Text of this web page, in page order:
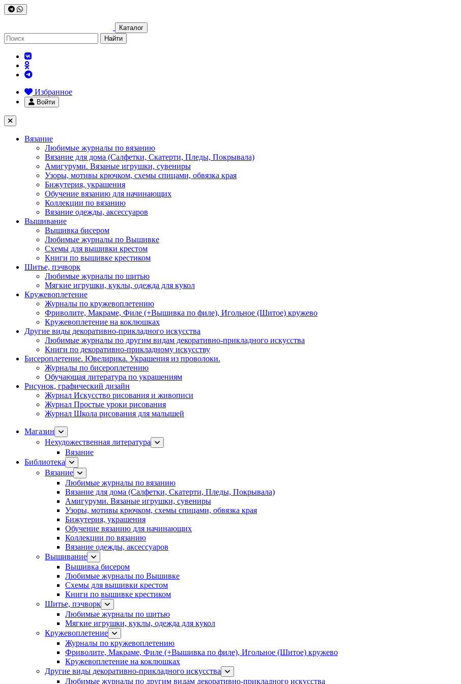
Каталог
Найти
Избранное
Войти
Вязание
Любимые журналы по вязанию
Вязание для дома (Салфетки, Скатерти, Пледы, Покрывала)
Амигуруми. Вязаные игрушки, сувениры
Узоры, мотивы крючком, схемы спицами, обвязка края
Бижутерия, украшения
Обучение вязанию для начинающих
Коллекции по вязанию
Вязание одежды, аксессуаров
Вышивание
Вышивка бисером
Любимые журналы по Вышивке
Схемы для вышивки крестом
Книги по вышивке крестиком
Шитье, пэчворк
Любимые журналы по шитью
Мягкие игрушки, куклы, одежда для кукол
Кружевоплетение
Журналы по кружевоплетению
Фриволите, Макраме, Филе (+Вышивка по филе), Игольное (Шитое) кружево
Кружевоплетение на коклюшках
Другие виды декоративно-прикладного искусства
Любимые журналы по другим видам декоративно-прикладного искусства
Книги по декоративно-прикладному искусству
Бисероплетение. Ювелирика. Украшения из проволоки.
Журналы по бисероплетению
Обучающая литература по украшениям
Рисунок, графический дизайн
Журнал Искусство рисования и живописи
Журнал Простые уроки рисования
Журнал Школа рисования для малышей
Магазин
Нехудожественная литература
Вязание
Библиотека
Вязание
Любимые журналы по вязанию
Вязание для дома (Салфетки, Скатерти, Пледы, Покрывала)
Амигуруми. Вязаные игрушки, сувениры
Узоры, мотивы крючком, схемы спицами, обвязка края
Бижутерия, украшения
Обучение вязанию для начинающих
Коллекции по вязанию
Вязание одежды, аксессуаров
Вышивание
Вышивка бисером
Любимые журналы по Вышивке
Схемы для вышивки крестом
Книги по вышивке крестиком
Шитье, пэчворк
Любимые журналы по шитью
Мягкие игрушки, куклы, одежда для кукол
Кружевоплетение
Журналы по кружевоплетению
Фриволите, Макраме, Филе (+Вышивка по филе), Игольное (Шитое) кружево
Кружевоплетение на коклюшках
Другие виды декоративно-прикладного искусства
Любимые журналы по другим видам декоративно-прикладного искусства